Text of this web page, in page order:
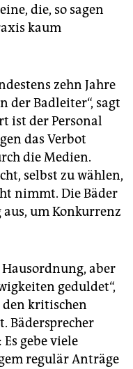
die, so sagen
kaum
zehn Jahre
der Badleiter“, sagt
ist der Personal
das Verbot
die Medien.
selbst zu wählen,
nimmt. Die Bäder
um Konkurrenz
aber
geduldet“,
den kritischen
Bädersprecher
gebe viele
regulär Anträge